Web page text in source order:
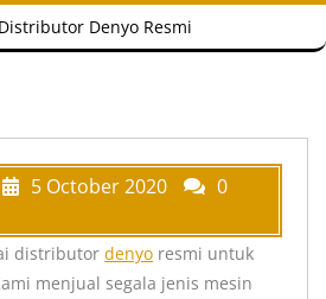
Distributor Denyo Resmi
5 October 2020
0
distributor denyo resmi untuk
menjual segala jenis mesin